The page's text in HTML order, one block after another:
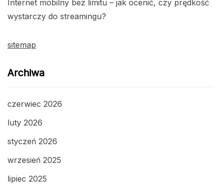
Internet mobilny bez limitu – jak ocenić, czy prędkość
wystarczy do streamingu?
sitemap
Archiwa
czerwiec 2026
luty 2026
styczeń 2026
wrzesień 2025
lipiec 2025